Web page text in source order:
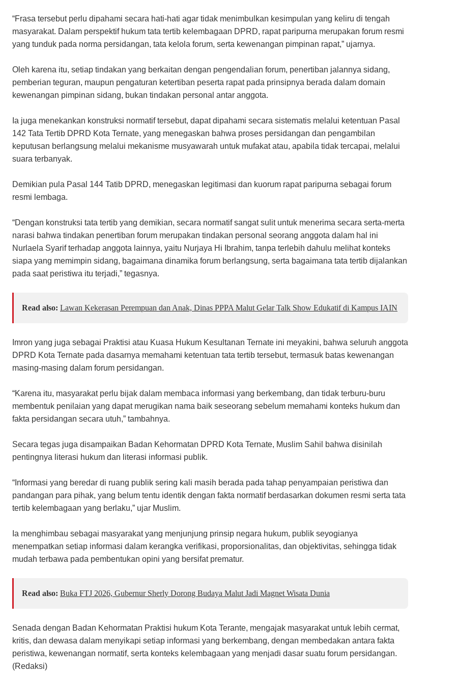
“Frasa tersebut perlu dipahami secara hati-hati agar tidak menimbulkan kesimpulan yang keliru di tengah
masyarakat. Dalam perspektif hukum tata tertib kelembagaan DPRD, rapat paripurna merupakan forum resmi
yang tunduk pada norma persidangan, tata kelola forum, serta kewenangan pimpinan rapat,” ujarnya.
Oleh karena itu, setiap tindakan yang berkaitan dengan pengendalian forum, penertiban jalannya sidang,
pemberian teguran, maupun pengaturan ketertiban peserta rapat pada prinsipnya berada dalam domain
kewenangan pimpinan sidang, bukan tindakan personal antar anggota.
Ia juga menekankan konstruksi normatif tersebut, dapat dipahami secara sistematis melalui ketentuan Pasal
142 Tata Tertib DPRD Kota Ternate, yang menegaskan bahwa proses persidangan dan pengambilan
keputusan berlangsung melalui mekanisme musyawarah untuk mufakat atau, apabila tidak tercapai, melalui
suara terbanyak.
Demikian pula Pasal 144 Tatib DPRD, menegaskan legitimasi dan kuorum rapat paripurna sebagai forum
resmi lembaga.
“Dengan konstruksi tata tertib yang demikian, secara normatif sangat sulit untuk menerima secara serta-merta
narasi bahwa tindakan penertiban forum merupakan tindakan personal seorang anggota dalam hal ini
Nurlaela Syarif terhadap anggota lainnya, yaitu Nurjaya Hi Ibrahim, tanpa terlebih dahulu melihat konteks
siapa yang memimpin sidang, bagaimana dinamika forum berlangsung, serta bagaimana tata tertib dijalankan
pada saat peristiwa itu terjadi,” tegasnya.
Read also: Lawan Kekerasan Perempuan dan Anak, Dinas PPPA Malut Gelar Talk Show Edukatif di Kampus IAIN
Imron yang juga sebagai Praktisi atau Kuasa Hukum Kesultanan Ternate ini meyakini, bahwa seluruh anggota
DPRD Kota Ternate pada dasarnya memahami ketentuan tata tertib tersebut, termasuk batas kewenangan
masing-masing dalam forum persidangan.
“Karena itu, masyarakat perlu bijak dalam membaca informasi yang berkembang, dan tidak terburu-buru
membentuk penilaian yang dapat merugikan nama baik seseorang sebelum memahami konteks hukum dan
fakta persidangan secara utuh,” tambahnya.
Secara tegas juga disampaikan Badan Kehormatan DPRD Kota Ternate, Muslim Sahil bahwa disinilah
pentingnya literasi hukum dan literasi informasi publik.
“Informasi yang beredar di ruang publik sering kali masih berada pada tahap penyampaian peristiwa dan
pandangan para pihak, yang belum tentu identik dengan fakta normatif berdasarkan dokumen resmi serta tata
tertib kelembagaan yang berlaku,” ujar Muslim.
Ia menghimbau sebagai masyarakat yang menjunjung prinsip negara hukum, publik seyogianya
menempatkan setiap informasi dalam kerangka verifikasi, proporsionalitas, dan objektivitas, sehingga tidak
mudah terbawa pada pembentukan opini yang bersifat prematur.
Read also: Buka FTJ 2026, Gubernur Sherly Dorong Budaya Malut Jadi Magnet Wisata Dunia
Senada dengan Badan Kehormatan Praktisi hukum Kota Terante, mengajak masyarakat untuk lebih cermat,
kritis, dan dewasa dalam menyikapi setiap informasi yang berkembang, dengan membedakan antara fakta
peristiwa, kewenangan normatif, serta konteks kelembagaan yang menjadi dasar suatu forum persidangan.
(Redaksi)